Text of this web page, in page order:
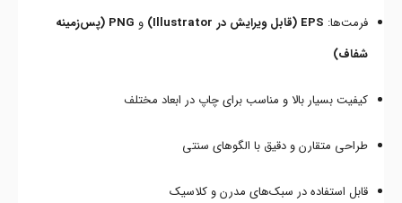
فرمت‌ها: EPS (قابل ویرایش در Illustrator) و
PNG (پس‌زمینه
شفاف)
کیفیت بسیار بالا و مناسب برای چاپ در ابعاد مختلف
طراحی متقارن و دقیق با الگوهای سنتی
قابل استفاده در سبک‌های مدرن و کلاسیک